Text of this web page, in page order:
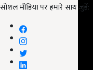
सोशल मीडिया पर हमारे साथ जुड़ें: